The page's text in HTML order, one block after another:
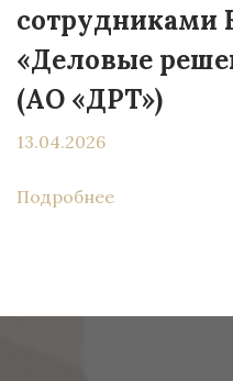
сотрудниками
«Деловые
(АО «ДРТ»)
13.04.2026
Подробнее